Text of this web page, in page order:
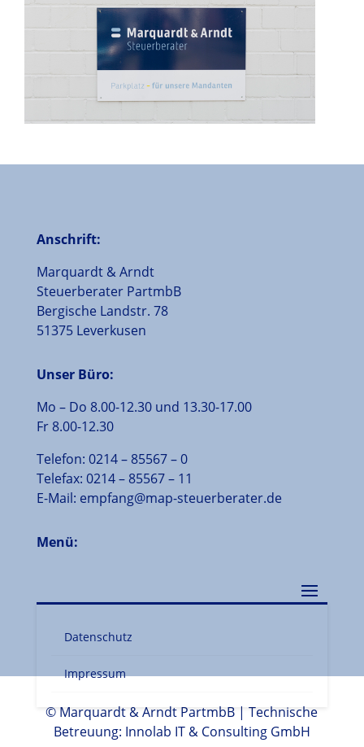
Anschrift:
Marquardt & Arndt
Steuerberater PartmbB
Bergische Landstr. 78
51375 Leverkusen
Unser Büro:
Mo – Do 8.00-12.30 und 13.30-17.00
Fr 8.00-12.30
Telefon: 0214–85567–0
Telefax: 0214–85567–11
E-Mail: empfang@map-steuerberater.de
Menü:
Datenschutz
Impressum
© Marquardt & Arndt PartmbB | Technische
Betreuung: Innolab IT & Consulting GmbH